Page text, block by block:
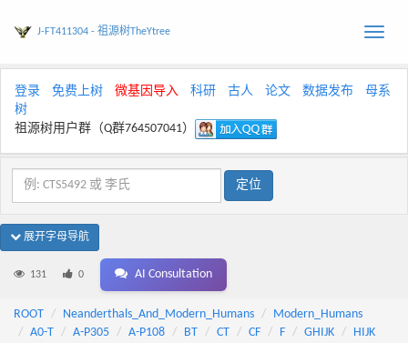
Toggle
J-FT411304 - 祖源树TheYtree
登录 免费上树 微基因导入 科研 古人 论文 数据发布
母系
树
祖源树用户群（Q群764507041）
展开字母导航
131 0 AI Consultation
ROOT Neanderthals_And_Modern_Humans
Modern_Humans
A0-T
A-P305 A-P108 BT CT CF F GHIJK
HIJK